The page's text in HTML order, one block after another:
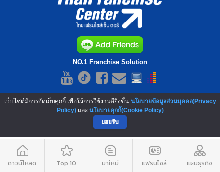
NO.1 Franchise Solution
เว็บไซต์มีการจัดเก็บคุกกี้ เพื่อให้การใช้งานดียิ่งขึ้น นโยบายข้อมูลส่วนบุคคล(Privacy
Policy)และ นโยบายคุกกี้(Cookie Policy)
ยอมรับ
ดาวน์โหลด Top 10 มาใหม่ แฟรนไชส์ แผนธุรกิจ